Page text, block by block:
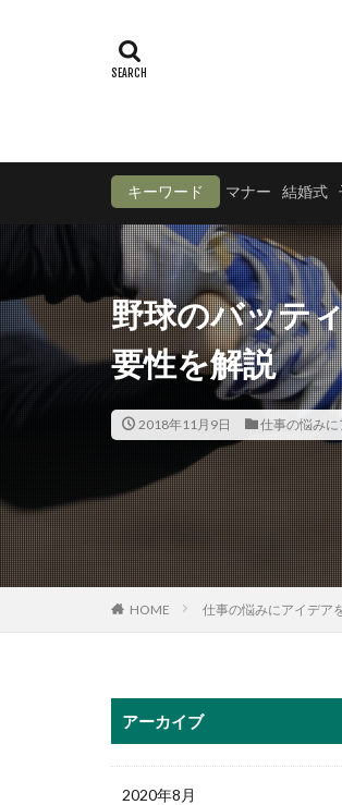
キーワード マナー 結婚式
野球のバッテ
要性を解説
2018年11月9日 仕事の悩みに
HOME 仕事の悩みにアイデア
アーカイブ
2020年8月